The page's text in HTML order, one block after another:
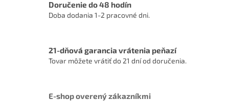
Doručenie do 48 hodín
Doba dodania 1-2 pracovné dni.
21-dňová garancia vrátenia peňazí
Tovar môžete vrátiť do 21 dní od doručenia.
E-shop overený zákazníkmi